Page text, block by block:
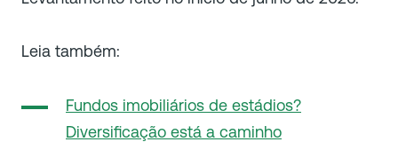
Leia também:
Fundos imobiliários de estádios?
Diversificação está a caminho